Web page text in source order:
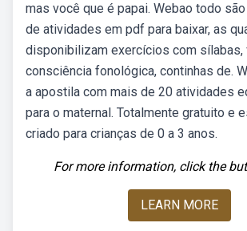
mas você que é papai. Webao todo
de atividades em pdf para baixar, as
disponibilizam exercícios com sílabas,
consciência fonológica, continhas de.
a apostila com mais de 20 atividades
para o maternal. Totalmente gratuito e
criado para crianças de 0 a 3 anos.
For more information, click the
LEARN MORE